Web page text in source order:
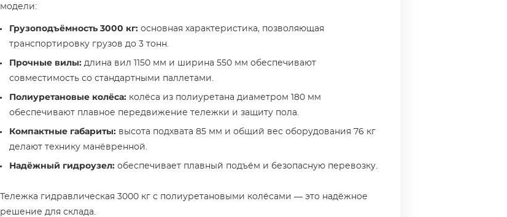
модели:
Грузоподъёмность 3000 кг: основная характеристика, позволяющая
транспортировку грузов до 3 тонн.
Прочные вилы: длина вил 1150 мм и ширина 550 мм обеспечивают
совместимость со стандартными паллетами.
Полиуретановые колёса: колёса из полиуретана диаметром 180 мм
обеспечивают плавное передвижение тележки и защиту пола.
Компактные габариты: высота подхвата 85 мм и общий вес оборудования 76 кг
делают технику манёвренной.
Надёжный гидроузел: обеспечивает плавный подъём и безопасную перевозку.
Тележка гидравлическая 3000 кг с полиуретановыми колёсами — это надёжное
решение для склада.